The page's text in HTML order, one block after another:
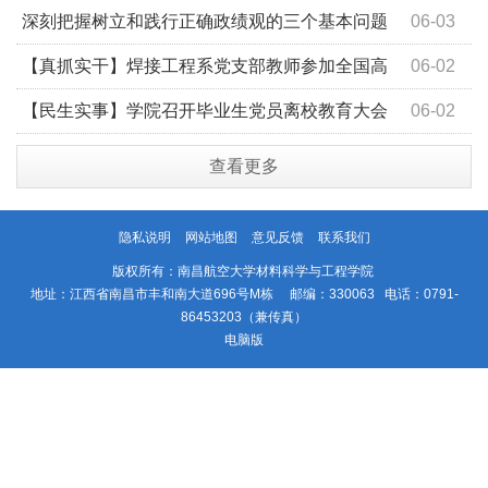
材料学院院长论坛 06-03
深刻把握树立和践行正确政绩观的三个基本问题
06-02
【真抓实干】焊接工程系党支部教师参加全国高
校焊接专业党支部书记“双带头”能力提升论坛—深化党建
06-02
【民生实事】学院召开毕业生党员离校教育大会
查看更多
隐私说明 网站地图 意见反馈 联系我们
版权所有：南昌航空大学材料科学与工程学院
地址：江西省南昌市丰和南大道696号M栋 邮编：330063 电话：0791-
86453203（兼传真）
电脑版